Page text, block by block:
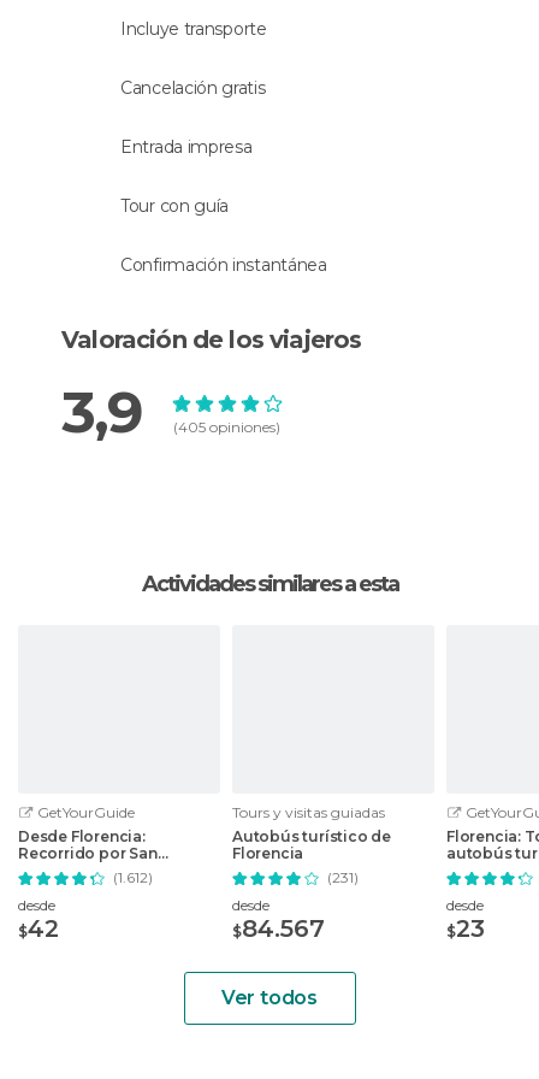
Idioma
La actividad se hará con un
Incluye transporte
Cancelación gratis
Entrada impresa
Tour con guía
Confirmación instantánea
Valoración de los viajeros
3,9 (405 opiniones)
Actividades similares a esta
GetYourGuide
Desde Florencia:
Recorrido por San
Gimignano, Siena y
Monteriggioni
(1.612)
desde
$42
Tours y visitas guiadas
Autobús turístico de
Florencia
(231)
desde
$84.567
Florencia:
autobús
de 24, 48 ó
desde
$23
Ver todos